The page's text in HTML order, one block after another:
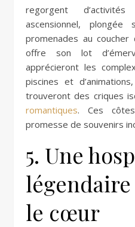
regorgent
ascensionnel, plongée
promenades au coucher
offre son lot
apprécieront les
piscines et
trouveront des criques
romantiques. Ces
promesse de souvenirs
5. Une
le cœur